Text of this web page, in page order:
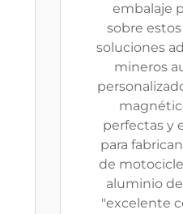
embalaje
sobre
soluciones
mineros
perfectas y
para
de
aluminio
"excelente